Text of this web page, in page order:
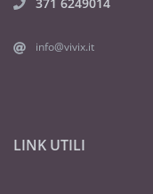
info@vivix.it
LINK UTILI